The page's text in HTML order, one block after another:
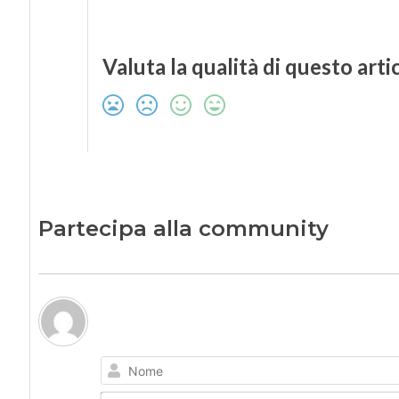
Valuta la qualità di questo
Partecipa alla community